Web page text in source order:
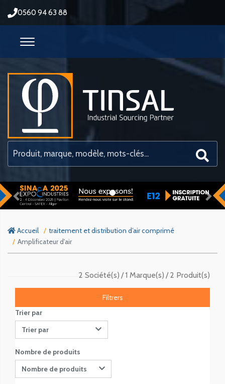
0560 94 63 88
Previous
Accueil
traitement et distribution d’air comprimé
Amplificateur d'air
2 Produit(s)
1 Marque(s)
2 Société(s)
Filtrers
Trier par
Trier par
Nombre de produits
Nombre de produits